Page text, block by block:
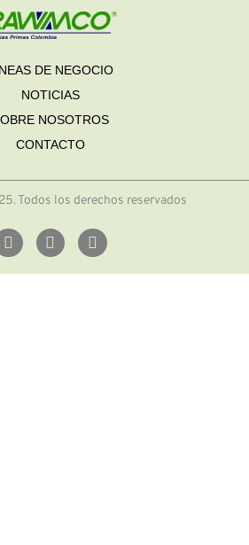
DE NEGOCIO
NOTICIAS
NOSOTROS
CONTACTO
Todos los derechos reservados